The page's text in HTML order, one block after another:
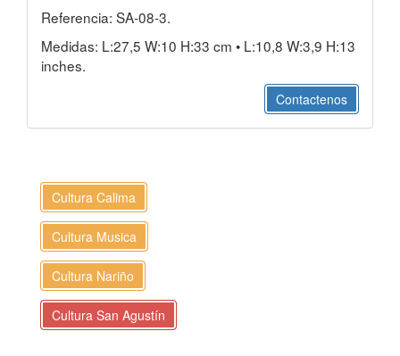
Referencia: SA-08-3.
Medidas: L:27,5 W:10 H:33 cm • L:10,8 W:3,9 H:13
inches.
Contactenos
Cultura Calima
Cultura Musica
Cultura Nariño
Cultura San Agustín